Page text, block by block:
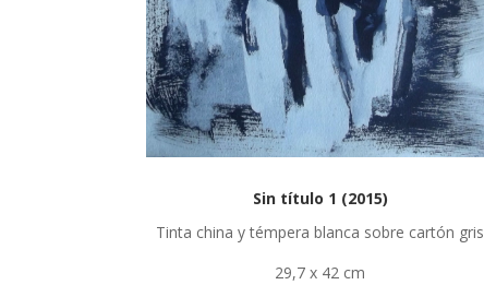
Sin título 1 (2015)
Tinta china y témpera blanca sobre cartón gris
29,7 x 42 cm